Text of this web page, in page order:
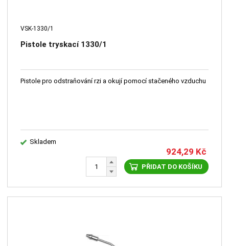
VSK-1330/1
Pistole tryskací 1330/1
Pistole pro odstraňování rzi a okují pomocí stačeného vzduchu
Skladem
924,29 Kč
PŘIDAT DO KOŠÍKU